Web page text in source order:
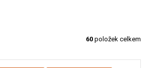
60 položek celkem